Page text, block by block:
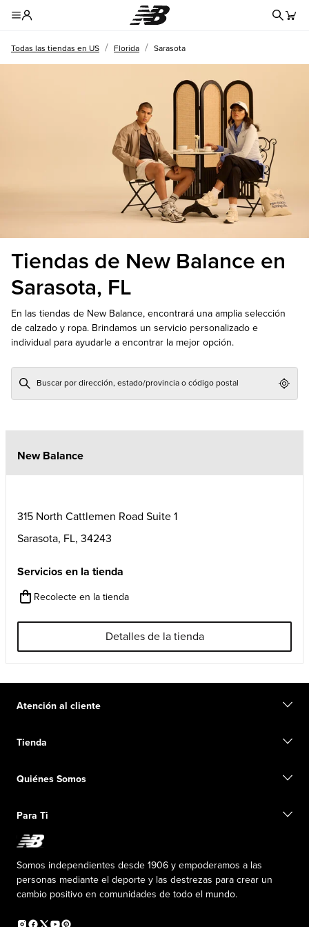
Todas las tiendas en US / Florida / Sarasota
Tiendas de New Balance en
Sarasota, FL
En las tiendas de New Balance, encontrará una amplia selección
de calzado y ropa. Brindamos un servicio personalizado e
individual para ayudarle a encontrar la mejor opción.
New Balance
315 North Cattlemen Road Suite 1
Sarasota, FL, 34243
Servicios en la tienda
Recolecte en la tienda
Detalles de la tienda
Atención al cliente
Iniciar una devolución
Conviértete en miembro
Tienda
Tarjetas de regalo
Exclusiones de ventas
Reconsidered
Quiénes Somos
Liderazgo responsable
Fundación New Balance
Carreras
La PISTA en New Balance
Sala de prensa
Información sobre el plan médico
Para Ti
Descuentos especiales
Programa de afiliados
Productos falsificados
Declaración de accesibilidad
Somos independientes desde 1906 y empoderamos a las
personas mediante el deporte y las destrezas para crear un
cambio positivo en comunidades de todo el mundo.